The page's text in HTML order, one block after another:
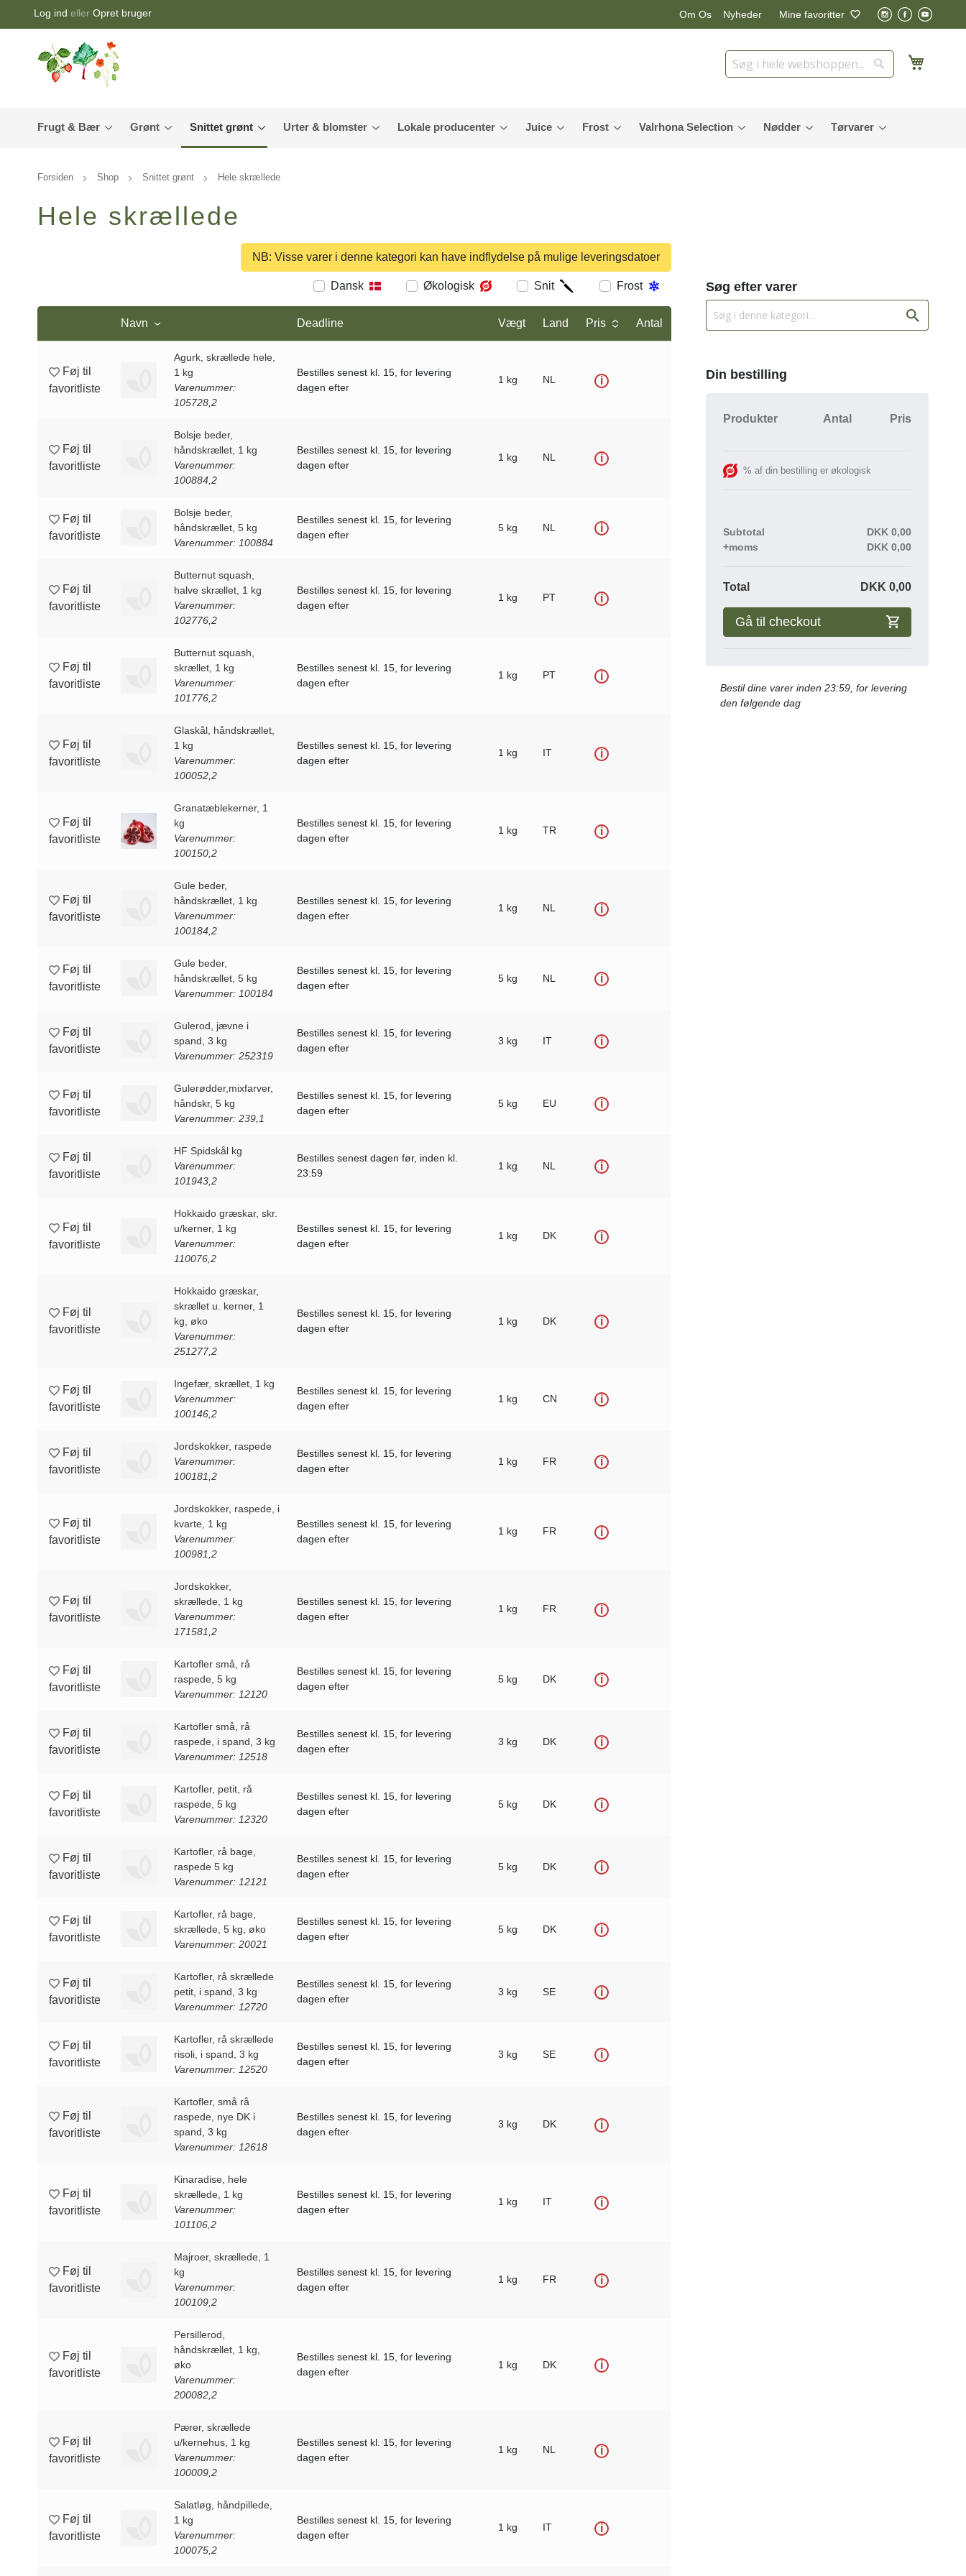
Log ind eller Opret bruger Om Os Nyheder Mine favoritter
Søg
Søg
Frugt & Bær Grønt Snittet grønt Urter & blomster Lokale producenter Juice Frost Valrhona Selection Nødder Tørvarer
Forsiden Shop Snittet grønt Hele skrællede
Hele skrællede
NB: Visse varer i denne kategori kan have indflydelse på mulige leveringsdatoer
Dansk Økologisk Snit Frost
Navn Deadline Vægt Land Pris Antal
Føj til
favoritliste
Agurk, skrællede hele,
1 kg
Varenummer:
105728,2
Bestilles senest kl. 15, for levering
dagen efter
1 kg NL i
Føj til
favoritliste
Bolsje beder,
håndskrællet, 1 kg
Varenummer:
100884,2
Bestilles senest kl. 15, for levering
dagen efter
1 kg NL i
Føj til
favoritliste
Bolsje beder,
håndskrællet, 5 kg
Varenummer: 100884
Bestilles senest kl. 15, for levering
dagen efter
5 kg NL i
Føj til
favoritliste
Butternut squash,
halve skrællet, 1 kg
Varenummer:
102776,2
Bestilles senest kl. 15, for levering
dagen efter
1 kg PT i
Føj til
favoritliste
Butternut squash,
skrællet, 1 kg
Varenummer:
101776,2
Bestilles senest kl. 15, for levering
dagen efter
1 kg PT i
Føj til
favoritliste
Glaskål, håndskrællet,
1 kg
Varenummer:
100052,2
Bestilles senest kl. 15, for levering
dagen efter
1 kg IT i
Føj til
favoritliste
Granatæblekerner, 1
kg
Varenummer:
100150,2
Bestilles senest kl. 15, for levering
dagen efter
1 kg TR i
Føj til
favoritliste
Gule beder,
håndskrællet, 1 kg
Varenummer:
100184,2
Bestilles senest kl. 15, for levering
dagen efter
1 kg NL i
Føj til
favoritliste
Gule beder,
håndskrællet, 5 kg
Varenummer: 100184
Bestilles senest kl. 15, for levering
dagen efter
5 kg NL i
Føj til
favoritliste
Gulerod, jævne i
spand, 3 kg
Varenummer: 252319
Bestilles senest kl. 15, for levering
dagen efter
3 kg IT i
Føj til
favoritliste
Gulerødder,mixfarver,
håndskr, 5 kg
Varenummer: 239,1
Bestilles senest kl. 15, for levering
dagen efter
5 kg EU i
Føj til
favoritliste
HF Spidskål kg
Varenummer:
101943,2
Bestilles senest dagen før, inden kl.
23:59
1 kg NL i
Føj til
favoritliste
Hokkaido græskar, skr.
u/kerner, 1 kg
Varenummer:
110076,2
Bestilles senest kl. 15, for levering
dagen efter
1 kg DK i
Føj til
favoritliste
Hokkaido græskar,
skrællet u. kerner, 1
kg, øko
Varenummer:
251277,2
Bestilles senest kl. 15, for levering
dagen efter
1 kg DK i
Føj til
favoritliste
Ingefær, skrællet, 1 kg
Varenummer:
100146,2
Bestilles senest kl. 15, for levering
dagen efter
1 kg CN i
Føj til
favoritliste
Jordskokker, raspede
Varenummer:
100181,2
Bestilles senest kl. 15, for levering
dagen efter
1 kg FR i
Føj til
favoritliste
Jordskokker, raspede, i
kvarte, 1 kg
Varenummer:
100981,2
Bestilles senest kl. 15, for levering
dagen efter
1 kg FR i
Føj til
favoritliste
Jordskokker,
skrællede, 1 kg
Varenummer:
171581,2
Bestilles senest kl. 15, for levering
dagen efter
1 kg FR i
Føj til
favoritliste
Kartofler små, rå
raspede, 5 kg
Varenummer: 12120
Bestilles senest kl. 15, for levering
dagen efter
5 kg DK i
Føj til
favoritliste
Kartofler små, rå
raspede, i spand, 3 kg
Varenummer: 12518
Bestilles senest kl. 15, for levering
dagen efter
3 kg DK i
Føj til
favoritliste
Kartofler, petit, rå
raspede, 5 kg
Varenummer: 12320
Bestilles senest kl. 15, for levering
dagen efter
5 kg DK i
Føj til
favoritliste
Kartofler, rå bage,
raspede 5 kg
Varenummer: 12121
Bestilles senest kl. 15, for levering
dagen efter
5 kg DK i
Føj til
favoritliste
Kartofler, rå bage,
skrællede, 5 kg, øko
Varenummer: 20021
Bestilles senest kl. 15, for levering
dagen efter
5 kg DK i
Føj til
favoritliste
Kartofler, rå skrællede
petit, i spand, 3 kg
Varenummer: 12720
Bestilles senest kl. 15, for levering
dagen efter
3 kg SE i
Føj til
favoritliste
Kartofler, rå skrællede
risoli, i spand, 3 kg
Varenummer: 12520
Bestilles senest kl. 15, for levering
dagen efter
3 kg SE i
Føj til
favoritliste
Kartofler, små rå
raspede, nye DK i
spand, 3 kg
Varenummer: 12618
Bestilles senest kl. 15, for levering
dagen efter
3 kg DK i
Føj til
favoritliste
Kinaradise, hele
skrællede, 1 kg
Varenummer:
101106,2
Bestilles senest kl. 15, for levering
dagen efter
1 kg IT i
Føj til
favoritliste
Majroer, skrællede, 1
kg
Varenummer:
100109,2
Bestilles senest kl. 15, for levering
dagen efter
1 kg FR i
Føj til
favoritliste
Persillerod,
håndskrællet, 1 kg,
øko
Varenummer:
200082,2
Bestilles senest kl. 15, for levering
dagen efter
1 kg DK i
Føj til
favoritliste
Pærer, skrællede
u/kernehus, 1 kg
Varenummer:
100009,2
Bestilles senest kl. 15, for levering
dagen efter
1 kg NL i
Føj til
favoritliste
Salatløg, håndpillede,
1 kg
Varenummer:
100075,2
Bestilles senest kl. 15, for levering
dagen efter
1 kg IT i
Søg efter varer
Din bestilling
Produkter Antal Pris
% af din bestilling er økologisk
Subtotal DKK 0,00
+moms
DKK 0,00
Total DKK 0,00
Gå til checkout
Bestil dine varer inden 23:59, for levering
den følgende dag